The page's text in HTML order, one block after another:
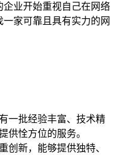
企业开始重视自己在网络
家可靠且具有实力的网
一批经验丰富、技术精
供恮方位的服务。
创新，能够提供独特、